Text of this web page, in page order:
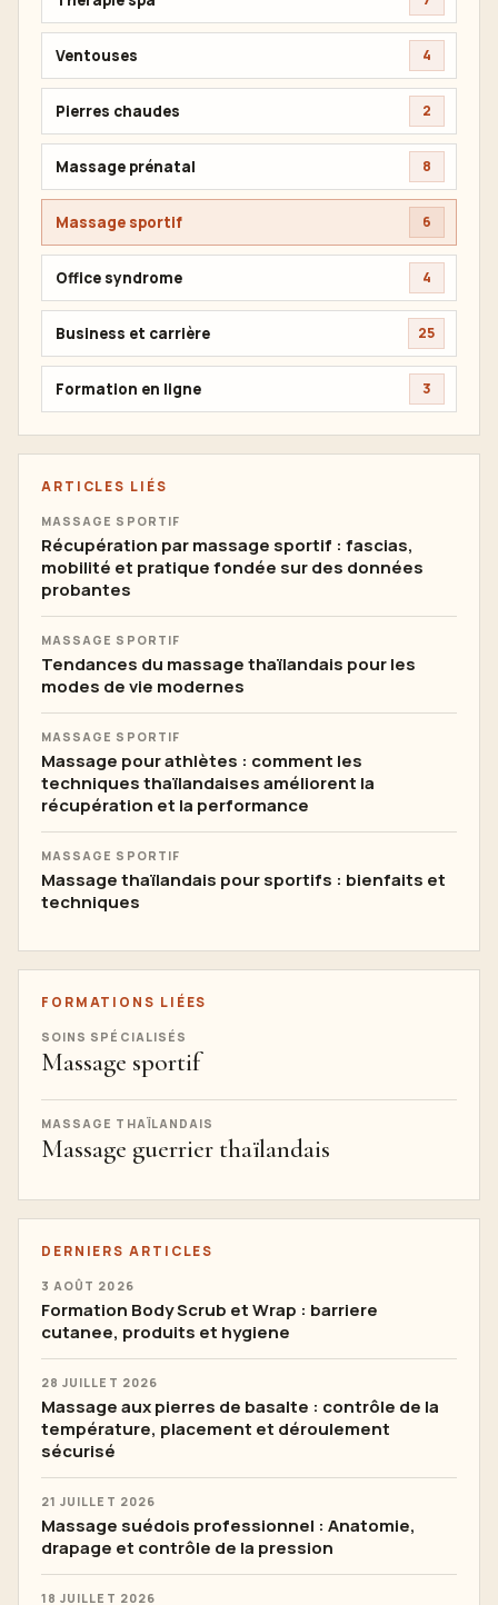
Ventouses 4
Pierres chaudes 2
Massage prénatal 8
Massage sportif 6
Office syndrome 4
Business et carrière 25
Formation en ligne 3
ARTICLES LIÉS
MASSAGE SPORTIF
Récupération par massage sportif : fascias,
mobilité et pratique fondée sur des données
probantes
MASSAGE SPORTIF
Tendances du massage thaïlandais pour les
modes de vie modernes
MASSAGE SPORTIF
Massage pour athlètes : comment les
techniques thaïlandaises améliorent la
récupération et la performance
MASSAGE SPORTIF
Massage thaïlandais pour sportifs : bienfaits et
techniques
FORMATIONS LIÉES
SOINS SPÉCIALISÉS
Massage sportif
MASSAGE THAÏLANDAIS
Massage guerrier thaïlandais
DERNIERS ARTICLES
3 AOÛT 2026
Formation Body Scrub et Wrap : barriere
cutanee, produits et hygiene
28 JUILLET 2026
Massage aux pierres de basalte : contrôle de la
température, placement et déroulement
sécurisé
21 JUILLET 2026
Massage suédois professionnel : Anatomie,
drapage et contrôle de la pression
18 JUILLET 2026